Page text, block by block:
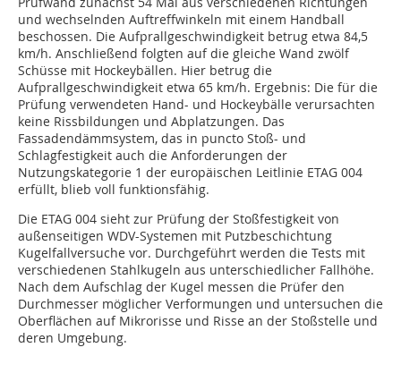
und wechselnden Auftreffwinkeln mit einem Handball
beschossen. Die Aufprallgeschwindigkeit betrug etwa 84,5
km/h. Anschließend folgten auf die gleiche Wand zwölf
Schüsse mit Hockeybällen. Hier betrug die
Aufprallgeschwindigkeit etwa 65 km/h. Ergebnis: Die für die
Prüfung verwendeten Hand- und Hockeybälle verursachten
keine Rissbildungen und Abplatzungen. Das
Fassadendämmsystem, das in puncto Stoß- und
Schlagfestigkeit auch die Anforderungen der
Nutzungskategorie 1 der europäischen Leitlinie ETAG 004
erfüllt, blieb voll funktionsfähig.
Die ETAG 004 sieht zur Prüfung der Stoßfestigkeit von
außenseitigen WDV-Systemen mit Putzbeschichtung
Kugelfallversuche vor. Durchgeführt werden die Tests mit
verschiedenen Stahlkugeln aus unterschiedli­cher Fallhöhe.
Nach dem Aufschlag der Kugel messen die Prüfer den
Durchmesser möglicher Verformungen und untersuchen die
Oberflächen auf Mikrorisse und Risse an der Stoßstelle und
deren Umgebung.